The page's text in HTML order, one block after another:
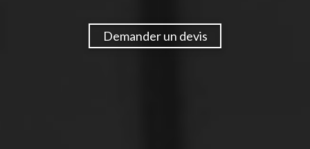
Demander un devis